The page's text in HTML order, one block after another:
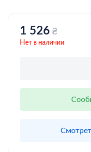
1 526 ₴
Нет в наличии